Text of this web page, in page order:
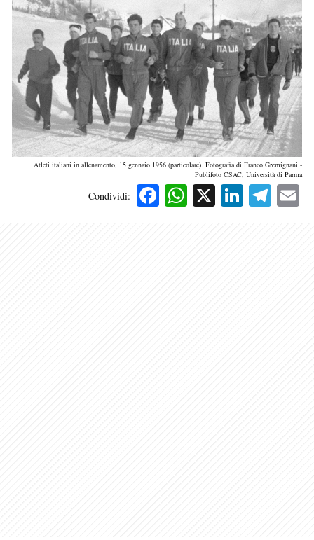
Atleti italiani in allenamento, 15 gennaio 1956 (particolare). Fotografia di Franco Gremignani -
Publifoto CSAC, Università di Parma
Condividi: Facebook
WhatsApp
X